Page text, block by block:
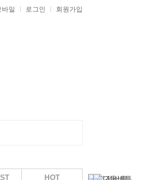
바일 로그인 회원가입
HOT